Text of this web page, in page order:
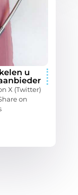
u
X (Twitter)
on